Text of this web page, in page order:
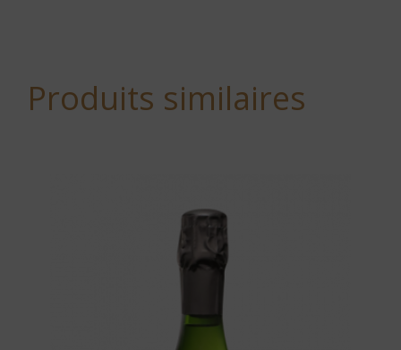
Produits similaires